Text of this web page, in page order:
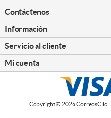
Contáctenos
Información
Servicio al cliente
Mi cuenta
Copyright © 2026 CorreosClic.